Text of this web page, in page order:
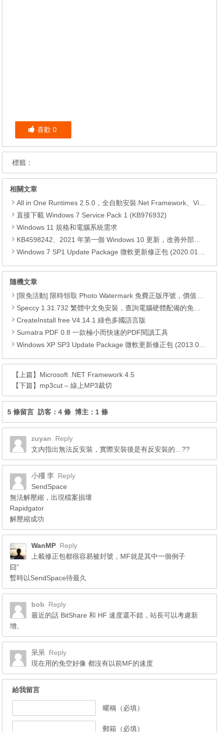
喜歡 0
標籤：
相關文章
All in One Runtimes 2.5.0，全自動安裝.Net Framework、Visual C++、DirectX、Flash Player、JRE
直接下載 Windows 7 Service Pack 1 (KB976932)
Windows 11 規格和電腦系統需求
KB4598242、2021 年第一個 Windows 10 更新，改善外部裝置安全性、解決HTTPS安全漏洞、印表機呼叫(RPC)漏洞
Windows 7 SP1 Update Package 微軟更新修正包 (2020.01月份)
隨機文章
[限免活動] 限時領取 Photo Watermark 免費正版序號，價值$24.95。
Speccy 1.31.732 繁體中文免安裝，查詢電腦硬體配備的免費軟體
CreateInstall free V4.14.1 綠色多國語言版
Sumatra PDF 0.8 一款極小而快速的PDF閱讀工具
Windows XP SP3 Update Package 微軟更新修正包 (2013.05月份)
【上篇】 Microsoft .NET Framework 4.5
【下篇】 mp3cut – 線上MP3裁切
5 條留言 訪客：4 條 博主：1 條
zuyan
Reply
文內指出無法反安裝，實際安裝後是有反安裝的…??
小殭 李 Reply
SendSpace
無法解壓縮，出現檔案損壞
Rapidgator
解壓縮成功
WanMP Reply
上載修正包都很容易被封號，MF就是其中一個例子
囧”
暫時以SendSpace待最久
bob
Reply
最近的話 BitShare 和 HF 速度還不錯，站長可以考慮新
增。
呆呆 Reply
現在用的免空好像 都沒有以前MF的速度
給我留言
暱稱（必填）
郵箱（必填）